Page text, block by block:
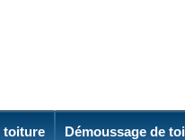
toiture Démoussage de